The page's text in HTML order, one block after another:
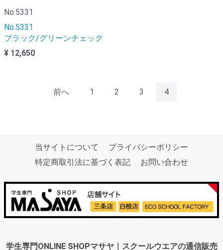
No.5331
No.5331
ブラック/グリーンチェック
¥ 12,650
前へ 1 2 3 4
当サイトについて
プライバシーポリシー
特定商取引法に基づく表記
お問い合わせ
学生専門ONLINE SHOPマサヤ｜スクールウエアの通信販売